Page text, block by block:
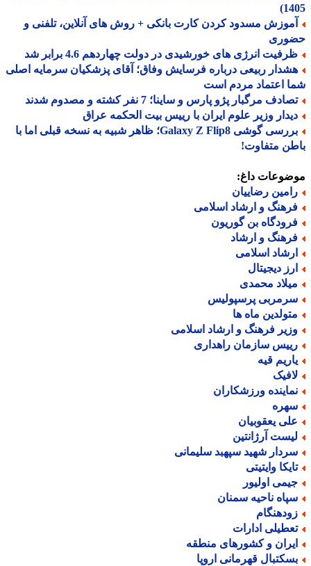
مسدود کردن کارت بانکی + روش های آنلاین، تلفنی و
انرژی های خورشیدی در دولت چهاردهم 4.6 برابر شد
ربیعی درباره فرسایش وفاق؛ آقای پزشکیان سرمایه اصلی
اعتماد مردم است
مرگبار پژو پارس و ساینا؛ 7 نفر کشته و مصدوم شدند
وزیر علوم ایران با رییس بیت الحکمه عراق
بررسی گوشی Galaxy Z Flip8؛ ظاهر شبیه به نسخه قبلی اما با
متفاوت!
داغ:
رضاییان
و ارشاد اسلامی
بن گوریون
و ارشاد
اسلامی
دیجیتال
محمدی
پرسپولیس
ماه ها
فرهنگ و ارشاد اسلامی
سازمان راهداری
قیه
ورزشکاران
یعقوبیان
آرژانتین
شهید سپهبد سلیمانی
وایتیتی
اولیور
ناحیه سمنان
ادارات
و کشورهای منطقه
قهرمانی اروپا